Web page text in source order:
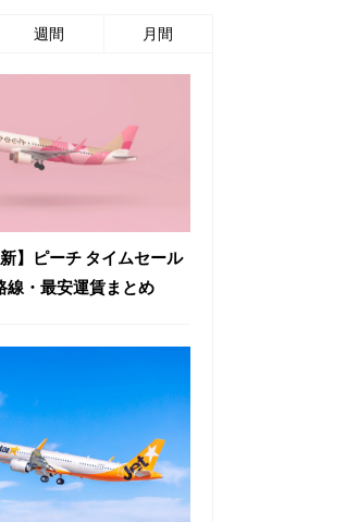
週間 月間
】ピーチ タイムセール
線・最安運賃まとめ